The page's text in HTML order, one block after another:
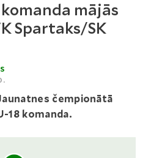
mājās
Spartaks/SK
čempionātā
18 komanda.